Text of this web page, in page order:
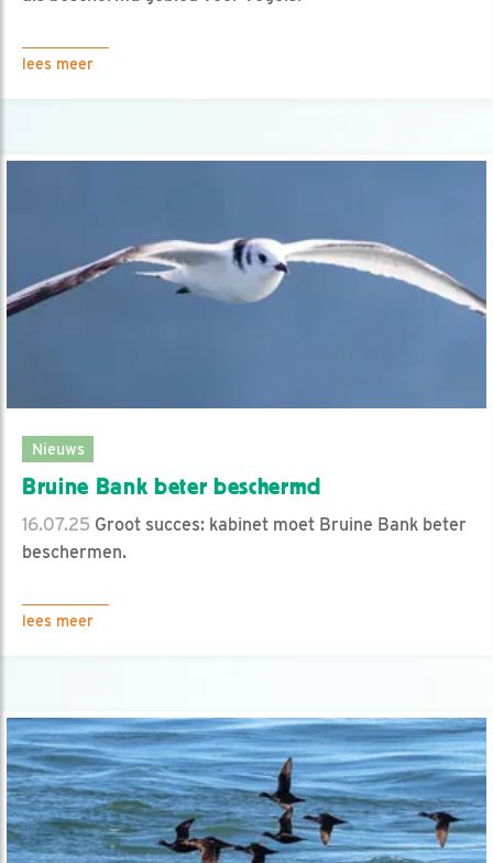
lees meer
Nieuws
Bruine Bank beter beschermd
16.07.25 Groot succes: kabinet moet Bruine Bank beter
beschermen.
lees meer